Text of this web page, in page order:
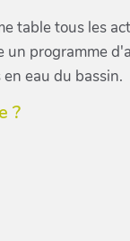
table tous les
un programme
eau du bassin.
?